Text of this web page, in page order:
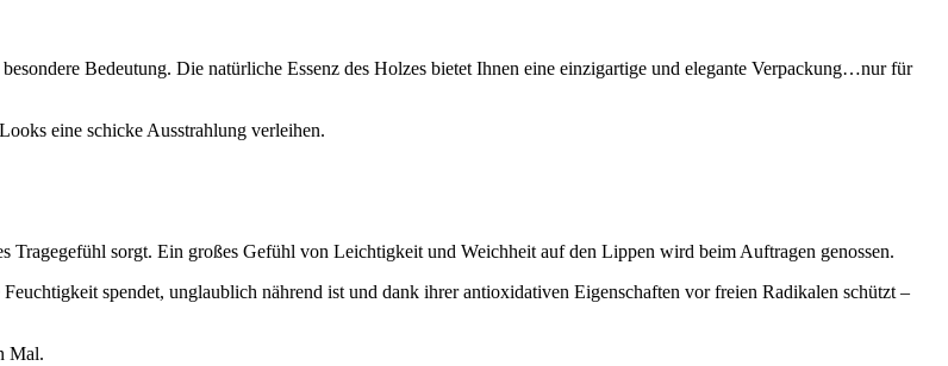
Bedeutung. Die natürliche Essenz des Holzes bietet Ihnen eine einzigartige und elegante Verpackung…nur für
eine schicke Ausstrahlung verleihen.
Tragegefühl sorgt. Ein großes Gefühl von Leichtigkeit und Weichheit auf den Lippen wird beim Auftragen genossen.
spendet, unglaublich nährend ist und dank ihrer antioxidativen Eigenschaften vor freien Radikalen schützt –
Mal.